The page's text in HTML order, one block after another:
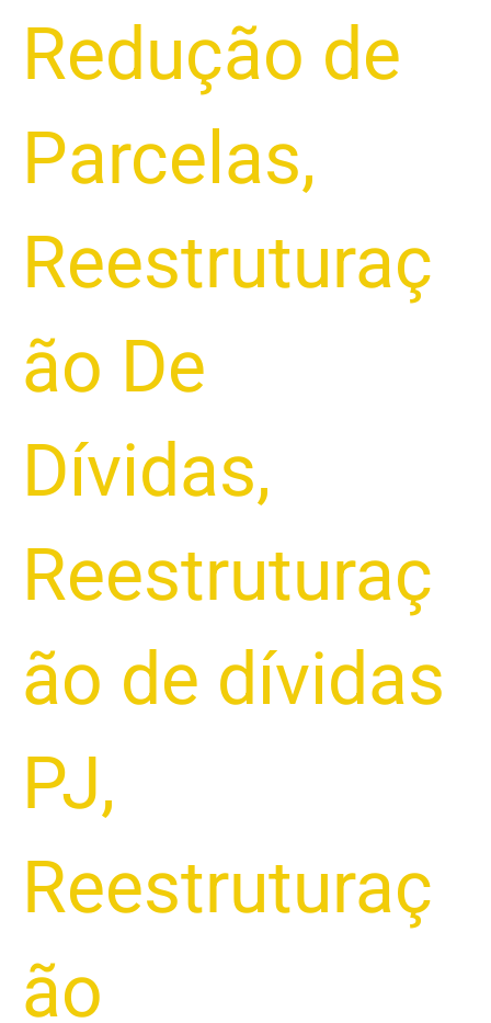
Redução de
Parcelas,
Reestruturaç
ão De
Dívidas,
Reestruturaç
ão de dívidas
PJ,
Reestruturaç
ão